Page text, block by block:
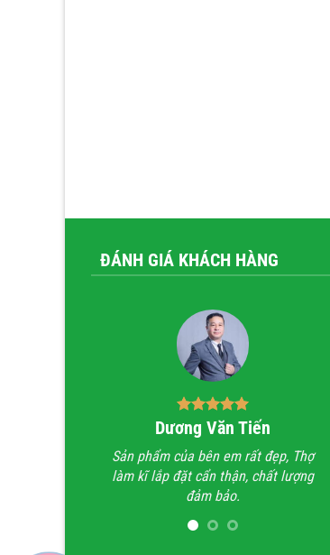
ĐÁNH GIÁ KHÁCH HÀNG
Dương Văn Tiến
Sản phẩm của bên em rất đẹp, Thợ
làm kĩ lắp đặt cẩn thận, chất lượng
đảm bảo.